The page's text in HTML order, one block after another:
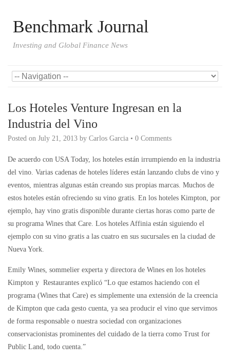
Benchmark Journal
Investing and Global Finance News
Los Hoteles Venture Ingresan en la
Industria del Vino
Posted on July 21, 2013 by Carlos Garcia • 0 Comments
De acuerdo con USA Today, los hoteles están irrumpiendo en la industria
del vino. Varias cadenas de hoteles líderes están lanzando clubs de vino y
eventos, mientras algunas están creando sus propias marcas. Muchos de
estos hoteles están ofreciendo su vino gratis. En los hoteles Kimpton, por
ejemplo, hay vino gratis disponible durante ciertas horas como parte de
su programa Wines that Care. Los hoteles Affinia están siguiendo el
ejemplo con su vino gratis a las cuatro en sus sucursales en la ciudad de
Nueva York.
Emily Wines, sommelier experta y directora de Wines en los hoteles
Kimpton y Restaurantes explicó “Lo que estamos haciendo con el
programa (Wines that Care) es simplemente una extensión de la creencia
de Kimpton que cada gesto cuenta, ya sea producir el vino que servimos
de forma responsable o nuestra sociedad con organizaciones
conservacionistas prominentes del cuidado de la tierra como Trust for
Public Land, todo cuenta.”